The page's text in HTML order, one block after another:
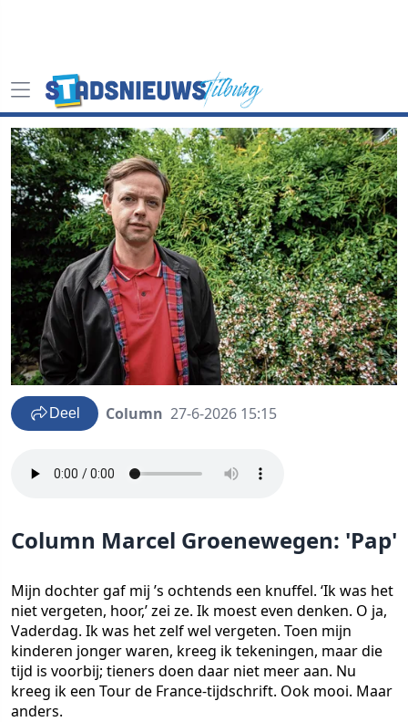
Deel Column 27-6-2026 15:15
Column Marcel Groenewegen: 'Pap'
Mijn dochter gaf mij ’s ochtends een knuffel. ‘Ik was het
niet vergeten, hoor,’ zei ze. Ik moest even denken. O ja,
Vaderdag. Ik was het zelf wel vergeten. Toen mijn
kinderen jonger waren, kreeg ik tekeningen, maar die
tijd is voorbij; tieners doen daar niet meer aan. Nu
kreeg ik een Tour de France-tijdschrift. Ook mooi. Maar
anders.